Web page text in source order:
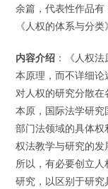
余篇，代表性作品有
《人权的体系与分
内容介绍 ：《人权
本原理，而不详细
对人权的研究分散
本原，国际法学研
部门法领域的具体
权法教学与研究的发
所以，有必要创立
研究，以区别于研